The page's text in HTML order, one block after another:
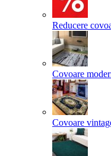
Reducere
Covoare
Covoare